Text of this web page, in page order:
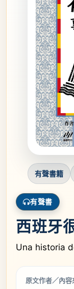
有聲書籍
有聲書
西班牙
Una historia
原文作者／內容